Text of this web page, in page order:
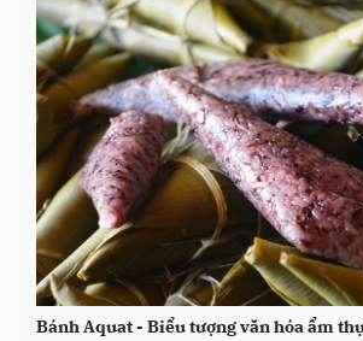
Bánh Aquat - Biểu tượng văn hóa ẩm